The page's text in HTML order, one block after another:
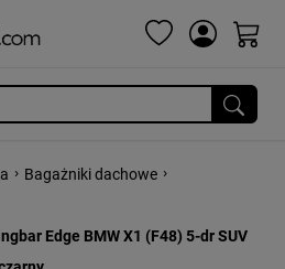
› Bagażniki dachowe ›
Edge BMW X1 (F48) 5-dr SUV